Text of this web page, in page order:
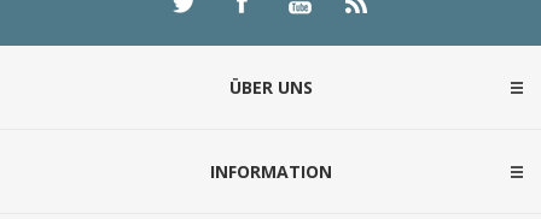
ÜBER UNS
INFORMATION